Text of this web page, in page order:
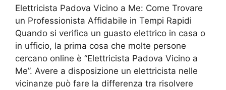
Elettricista Padova Vicino a Me: Come Trovare
un Professionista Affidabile in Tempi Rapidi
Quando si verifica un guasto elettrico in casa o
in ufficio, la prima cosa che molte persone
cercano online è “Elettricista Padova Vicino a
Me”. Avere a disposizione un elettricista nelle
vicinanze può fare la differenza tra risolvere